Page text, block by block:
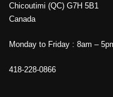
Chicoutimi (QC) G7H 5B1
Canada
Monday to Friday : 8am –
418-228-0866